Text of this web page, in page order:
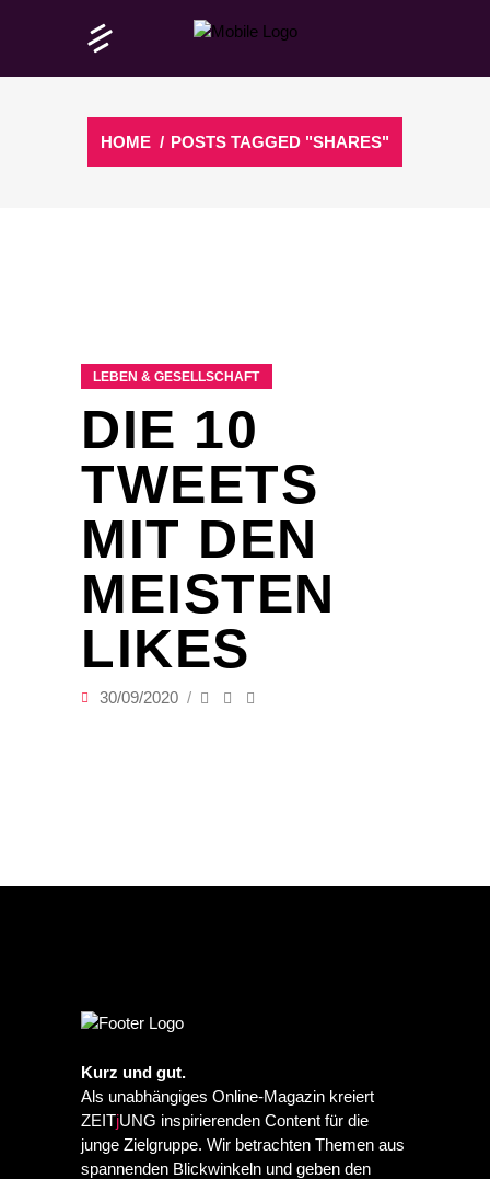
HOME / POSTS TAGGED "SHARES"
LEBEN & GESELLSCHAFT
DIE 10
TWEETS
MIT DEN
MEISTEN
LIKES
30/09/2020
Kurz und gut.
Als unabhängiges Online-Magazin kreiert
ZEITjUNG inspirierenden Content für die
junge Zielgruppe. Wir betrachten Themen aus
spannenden Blickwinkeln und geben den